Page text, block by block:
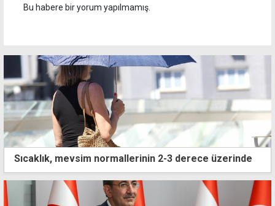
Bu habere bir yorum yapılmamış.
Sıcaklık, mevsim normallerinin 2-3 derece üzerinde